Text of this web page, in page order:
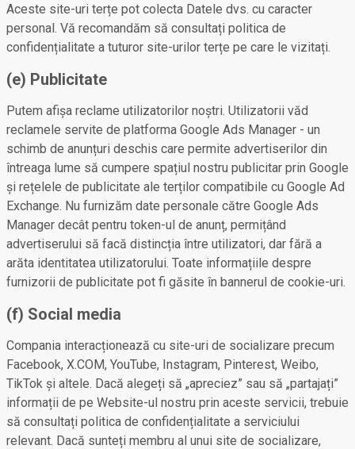
Aceste site-uri terțe pot colecta Datele dvs. cu caracter
personal. Vă recomandăm să consultați politica de
confidențialitate a tuturor site-urilor terțe pe care le vizitați.
(e) Publicitate
Putem afișa reclame utilizatorilor noștri. Utilizatorii văd
reclamele servite de platforma Google Ads Manager - un
schimb de anunțuri deschis care permite advertiserilor din
întreaga lume să cumpere spațiul nostru publicitar prin Google
și rețelele de publicitate ale terților compatibile cu Google Ad
Exchange. Nu furnizăm date personale către Google Ads
Manager decât pentru token-ul de anunț, permițând
advertiserului să facă distincția între utilizatori, dar fără a
arăta identitatea utilizatorului. Toate informațiile despre
furnizorii de publicitate pot fi găsite în bannerul de cookie-uri.
(f) Social media
Compania interacționează cu site-uri de socializare precum
Facebook, X.COM, YouTube, Instagram, Pinterest, Weibo,
TikTok și altele. Dacă alegeți să „apreciez” sau să „partajați”
informații de pe Website-ul nostru prin aceste servicii, trebuie
să consultați politica de confidențialitate a serviciului
relevant. Dacă sunteți membru al unui site de socializare,